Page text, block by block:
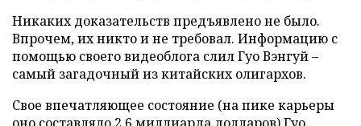
Никаких доказательств предъявлено не было.
Впрочем, их никто и не требовал. Информацию с
помощью своего видеоблога слил Гуо Вэнгуй –
самый загадочный из китайских олигархов.
Свое впечатляющее состояние (на пике карьеры